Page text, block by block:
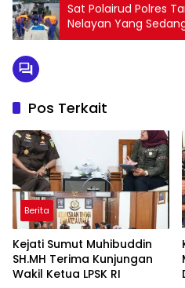
Sat Polairud Polres
Nelayan Yang
Tanjung Balai Anti
Pos Terkait
Berita
Kejati Sumut Muhibuddin
SH.MH Terima Kunjungan
Wakil Ketua LPSK RI